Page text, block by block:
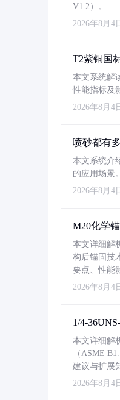
V1.2）。
2026年8月4
T2紫铜国
本文系统解
性能指标及
2026年8月4
喷砂都有
本文系统介
的应用场景
2026年8月4
M20化学
本文详细解
构后锚固技
要点、性能
2026年8月4
1/4-
本文详细解
（ASME
建议与扩展
2026年8月4